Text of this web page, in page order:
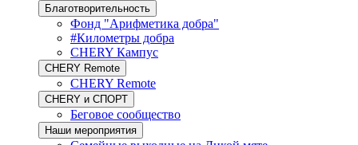
Благотворительность
Фонд "Арифметика добра"
#Километры добра
CHERY Кампус
CHERY Remote
CHERY Remote
CHERY и СПОРТ
Беговое сообщество
Наши мероприятия